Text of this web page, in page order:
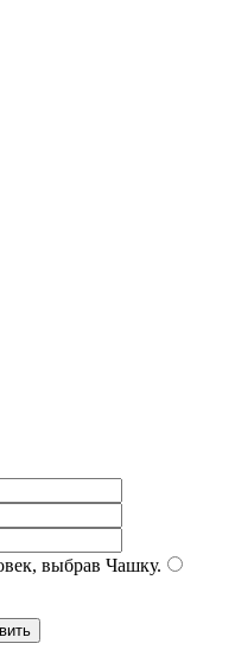
выбрав Чашку.